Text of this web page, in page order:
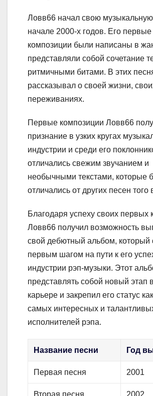
Ловв66 начал свою музыкальную
начале 2000-х годов. Его первые
композиции были написаны в
представляли собой сочетание
ритмичными битами. В этих
рассказывал о своей жизни,
переживаниях.
Первые композиции Ловв66
признание в узких кругах
индустрии и среди его
отличались свежим звучанием и
необычными текстами, которые
отличались от других песен того
Благодаря успеху своих первых
Ловв66 получил возможность
свой дебютный альбом, который
первым шагом на пути к его
индустрии рэп-музыки. Этот
представлять собой новый этап
карьере и закрепил его статус
самых интересных и
исполнителей рэпа.
Название песни Год
Первая песня 2001